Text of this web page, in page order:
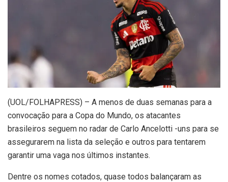
(UOL/FOLHAPRESS) – A menos de duas semanas para a
convocação para a Copa do Mundo, os atacantes
brasileiros seguem no radar de Carlo Ancelotti -uns para se
assegurarem na lista da seleção e outros para tentarem
garantir uma vaga nos últimos instantes.
Dentre os nomes cotados, quase todos balançaram as